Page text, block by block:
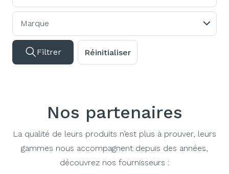
Marque
Filtrer Réinitialiser
Nos partenaires
La qualité de leurs produits n’est plus à prouver, leurs
gammes nous accompagnent depuis des années,
découvrez nos fournisseurs :